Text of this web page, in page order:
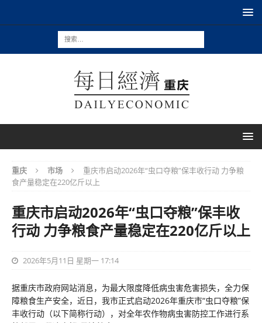
重庆 市场
重庆市启动2026年“虫口夺粮”保丰收行动 力争粮
食产量稳定在220亿斤以上
重庆市启动2026年“虫口夺粮”保丰收
行动 力争粮食产量稳定在220亿斤以上
2026年5月11日 星期一 17:14
据重庆市政府网站消息，为最大限度降低病虫害危害损失，全力保
障粮食生产安全，近日，我市正式启动2026年重庆市“虫口夺粮”保
丰收行动（以下简称行动），对全年农作物病虫害防控工作进行系